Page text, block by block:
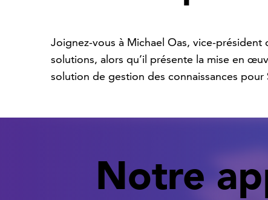
Joignez-vous à Michael Oas, vice-président
solutions, alors qu’il présente la mise en
solution de gestion des connaissances pour
Notre